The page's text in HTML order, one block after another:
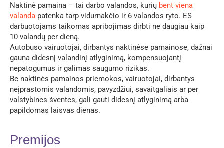
Naktinė pamaina – tai darbo valandos, kurių bent viena
valanda patenka tarp vidurnakčio ir 6 valandos ryto. ES
darbuotojams taikomas apribojimas dirbti ne daugiau kaip
10 valandų per dieną.
Autobuso vairuotojai, dirbantys naktinėse pamainose, dažnai
gauna didesnį valandinį atlyginimą, kompensuojantį
nepatogumus ir galimas saugumo rizikas.
Be naktinės pamainos priemokos, vairuotojai, dirbantys
neįprastomis valandomis, pavyzdžiui, savaitgaliais ar per
valstybines šventes, gali gauti didesnį atlyginimą arba
papildomas laisvas dienas.
Premijos